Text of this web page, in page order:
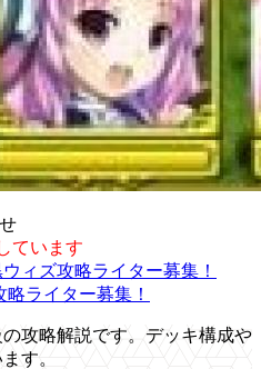
ています
ィズ攻略ライター募集！
ライター募集！
攻略解説です。デッキ構成や
す。